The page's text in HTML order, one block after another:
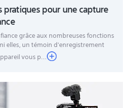
pratiques pour une capture
grâce aux nombreuses fonctions
elles, un témoin d'enregistrement
vous p...